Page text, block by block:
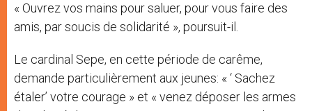
« Ouvrez vos mains pour saluer, pour vous faire des
amis, par soucis de solidarité », poursuit-il.
Le cardinal Sepe, en cette période de carême,
demande particulièrement aux jeunes: « ‘ Sachez
étaler’ votre courage » et « venez déposer les armes